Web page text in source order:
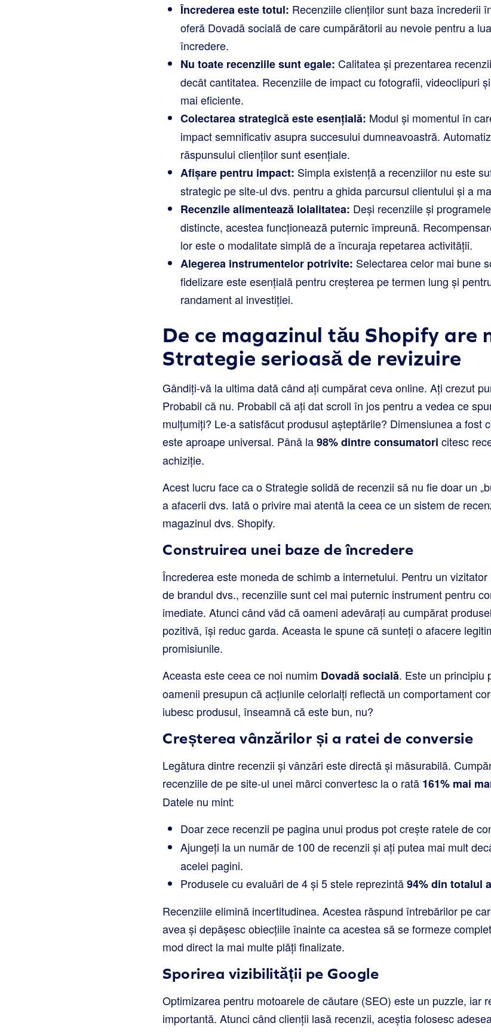
Încrederea este totul: Recenziile clienților sunt baza încrederii
oferă Dovadă socială de care cumpărătorii au nevoie pentru a
încredere.
Nu toate recenziile sunt egale: Calitatea și prezentarea
decât cantitatea. Recenziile de impact cu fotografii, videoclipuri
mai eficiente.
Colectarea strategică este esențială: Modul și momentul în
impact semnificativ asupra succesului dumneavoastră.
răspunsului clienților sunt esențiale.
Afișare pentru impact: Simpla existență a recenziilor nu este
strategic pe site-ul dvs. pentru a ghida parcursul clientului și a
Recenzile alimentează loialitatea: Deși recenziile și
distincte, acestea funcționează puternic împreună.
lor este o modalitate simplă de a încuraja repetarea activității.
Alegerea instrumentelor potrivite: Selectarea celor mai bune
fidelizare este esențială pentru creșterea pe termen lung și
randament al investiției.
De ce magazinul tău Shopify are
Strategie serioasă de revizuire
Gândiți-vă la ultima dată când ați cumpărat ceva online. Ați crezut
Probabil că nu. Probabil că ați dat scroll în jos pentru a vedea ce
mulțumiți? Le-a satisfăcut produsul așteptările? Dimensiunea a fost
este aproape universal. Până la98% dintre consumatori citesc
achiziție.
Acest lucru face ca o Strategie solidă de recenzii să nu fie doar un
a afacerii dvs. Iată o privire mai atentă la ceea ce un sistem de
magazinul dvs. Shopify.
Construirea unei baze de încredere
Încrederea este moneda de schimb a internetului. Pentru un
de brandul dvs., recenziile sunt cel mai puternic instrument pentru
imediate. Atunci când văd că oameni adevărați au cumpărat
pozitivă, își reduc garda. Aceasta le spune că sunteți o afacere
promisiunile.
Aceasta este ceea ce noi numim Dovadă socială. Este un principiu
oamenii presupun că acțiunile celorlalți reflectă un comportament
iubesc produsul, înseamnă că este bun, nu?
Creșterea vânzărilor și a ratei de conversie
Legătura dintre recenzii și vânzări este directă și măsurabilă.
recenziile de pe site-ul unei mărci convertesc la o rată 161% mai
Datele nu mint:
Doar zece recenzii pe pagina unui produs pot crește ratele de
Ajungeți la un număr de 100 de recenzii și ați putea mai mult
acelei pagini.
Produsele cu evaluări de 4 și 5 stele reprezintă94% din totalul
Recenziile elimină incertitudinea. Acestea răspund întrebărilor pe
avea și depășesc obiecțiile înainte ca acestea să se formeze
mod direct la mai multe plăți finalizate.
Sporirea vizibilității pe Google
Optimizarea pentru motoarele de căutare (SEO) este un puzzle, iar
importantă. Atunci când clienții lasă recenzii, aceștia folosesc